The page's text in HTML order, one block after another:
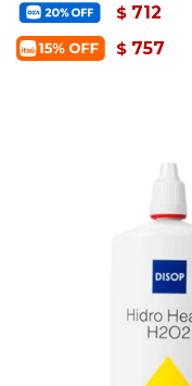
$ 712
$ 757